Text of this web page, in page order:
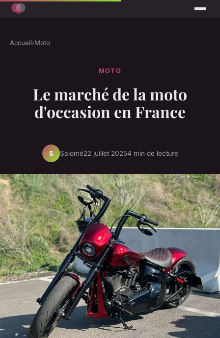
Accueil›Moto
MOTO
Le marché de la moto
d'occasion en France
S Salomé22 juillet 20254 min de lecture